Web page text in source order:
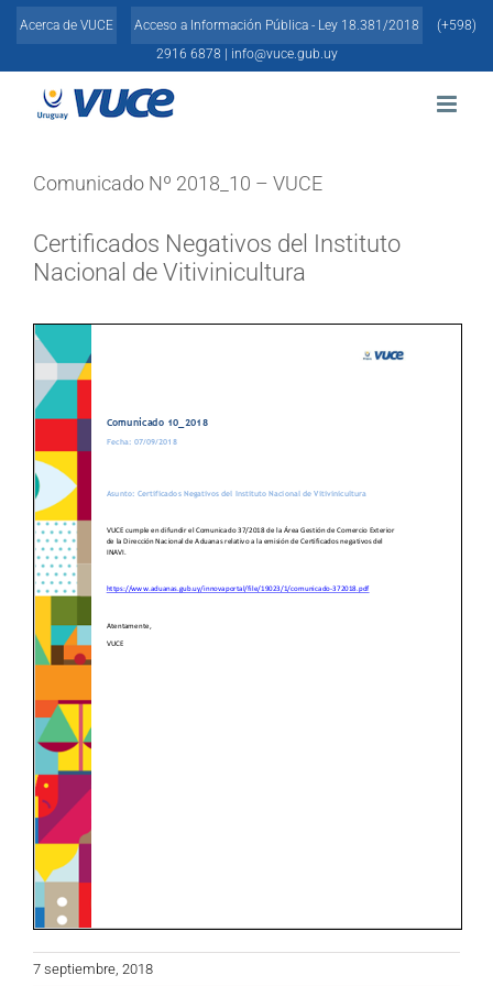
Skip
Acerca de VUCE Acceso a Información Pública - Ley 18.381/2018
(+598)
2916 6878 |
info@vuce.gub.uy
Comunicado Nº 2018_10 – VUCE
Certificados Negativos del Instituto
Nacional de Vitivinicultura
7 septiembre, 2018